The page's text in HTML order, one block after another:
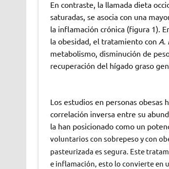
En contraste, la llamada dieta
saturadas, se asocia con una
la inflamación crónica (figura 1).
la obesidad, el tratamiento con A.
metabolismo, disminución de
recuperación del hígado graso
Los estudios en personas obesas
correlación inversa entre su
la han posicionado como un
voluntarios con sobrepeso y con
pasteurizada es segura. Este
e inflamación, esto lo convierte en